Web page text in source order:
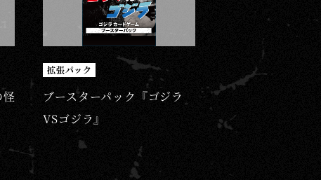
怪
拡張パック
ブースターパック『ゴジラ
VSゴジラ』